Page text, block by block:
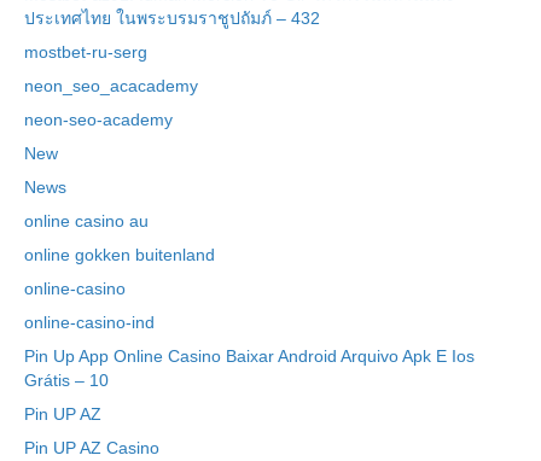
ประเทศไทย ในพระบรมราชูปถัมภ์ – 432
mostbet-ru-serg
neon_seo_acacademy
neon-seo-academy
New
News
online casino au
online gokken buitenland
online-casino
online-casino-ind
Pin Up App Online Casino Baixar Android Arquivo Apk E Ios
Grátis – 10
Pin UP AZ
Pin UP AZ Casino